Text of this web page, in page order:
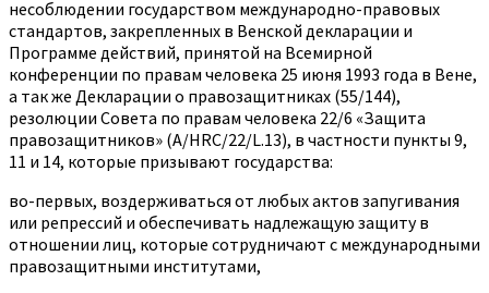
несоблюдении государством международно-правовых
стандартов, закрепленных в Венской декларации и
Программе действий, принятой на Всемирной
конференции по правам человека 25 июня 1993 года в Вене,
а так же Декларации о правозащитниках (55/144),
резолюции Совета по правам человека 22/6 «Защита
правозащитников» (A/HRC/22/L.13), в частности пункты 9,
11 и 14, которые призывают государства:
во-первых, воздерживаться от любых актов запугивания
или репрессий и обеспечивать надлежащую защиту в
отношении лиц, которые сотрудничают с международными
правозащитными институтами,